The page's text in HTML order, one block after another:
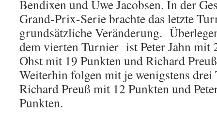
Bendixen und Uwe Jacobsen. In der
Grand-Prix-Serie brachte das letzte
grundsätzliche Veränderung.
dem vierten Turnier ist Peter Jahn mit
Ohst mit 19 Punkten und Richard
Weiterhin folgen mit je wenigstens
Richard Preuß mit 12 Punkten und
Punkten.